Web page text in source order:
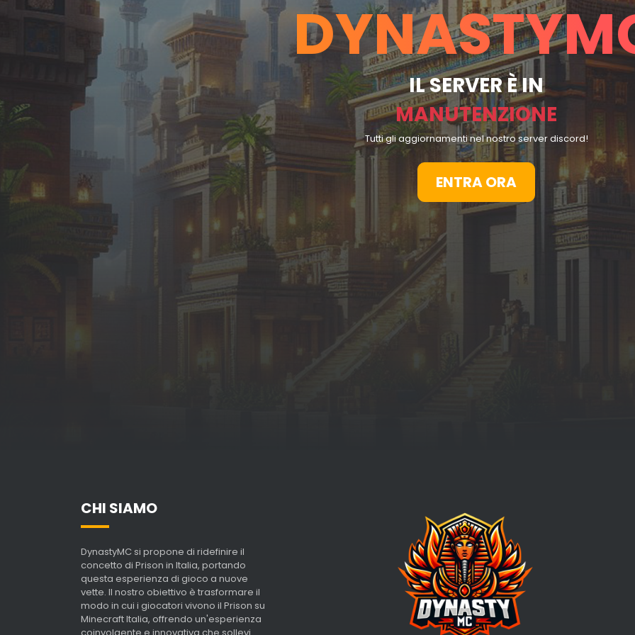
IL SERVER È IN
MANUTENZIONE
Tutti gli aggiornamenti nel nostro server discord!
ENTRA ORA
CHI SIAMO
DynastyMC si propone di ridefinire il
concetto di Prison in Italia, portando
questa esperienza di gioco a nuove
vette. Il nostro obiettivo è trasformare il
modo in cui i giocatori vivono il Prison su
Minecraft Italia, offrendo un'esperienza